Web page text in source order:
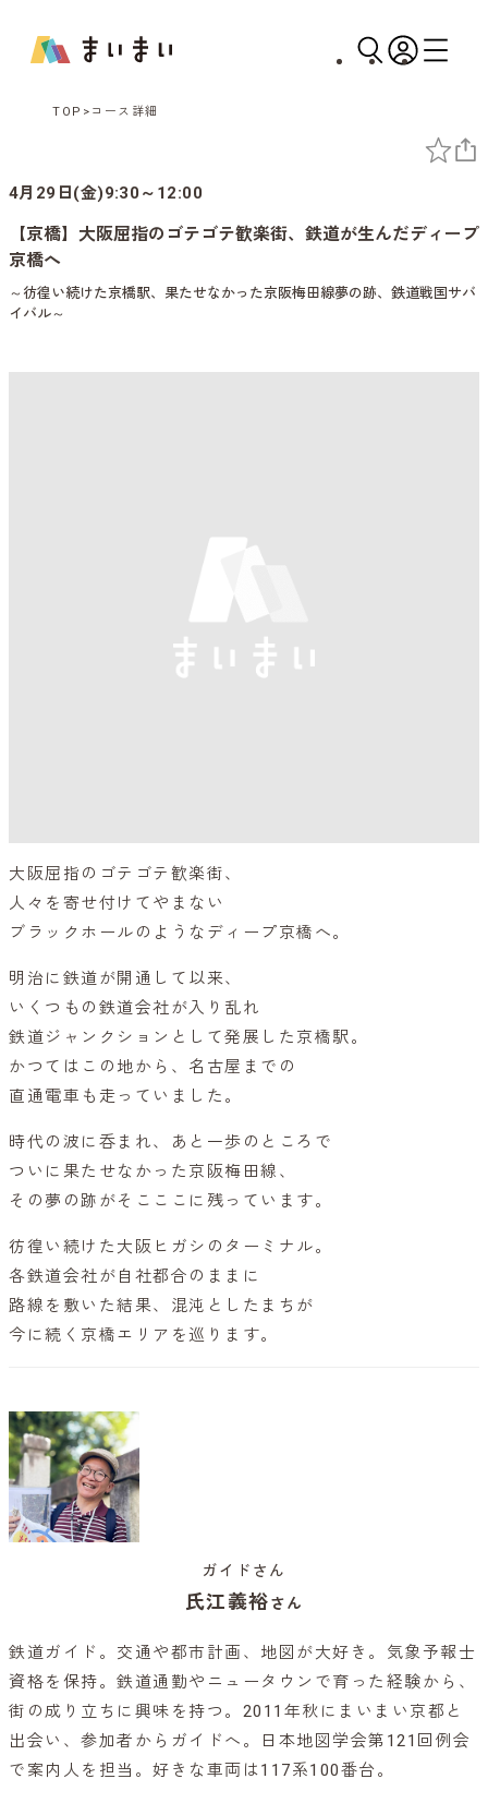
TOP コース詳細
4月29日(金)9:30～12:00
【京橋】大阪屈指のゴテゴテ歓楽街、鉄道が生んだディープ
京橋へ
～彷徨い続けた京橋駅、果たせなかった京阪梅田線夢の跡、鉄道戦国サバ
イバル～
大阪屈指のゴテゴテ歓楽街、
人々を寄せ付けてやまない
ブラックホールのようなディープ京橋へ。
明治に鉄道が開通して以来、
いくつもの鉄道会社が入り乱れ
鉄道ジャンクションとして発展した京橋駅。
かつてはこの地から、名古屋までの
直通電車も走っていました。
時代の波に呑まれ、あと一歩のところで
ついに果たせなかった京阪梅田線、
その夢の跡がそこここに残っています。
彷徨い続けた大阪ヒガシのターミナル。
各鉄道会社が自社都合のままに
路線を敷いた結果、混沌としたまちが
今に続く京橋エリアを巡ります。
ガイドさん
氏江義裕さん
鉄道ガイド。交通や都市計画、地図が大好き。気象予報士
資格を保持。鉄道通勤やニュータウンで育った経験から、
街の成り立ちに興味を持つ。2011年秋にまいまい京都と
出会い、参加者からガイドへ。日本地図学会第121回例会
で案内人を担当。好きな車両は117系100番台。